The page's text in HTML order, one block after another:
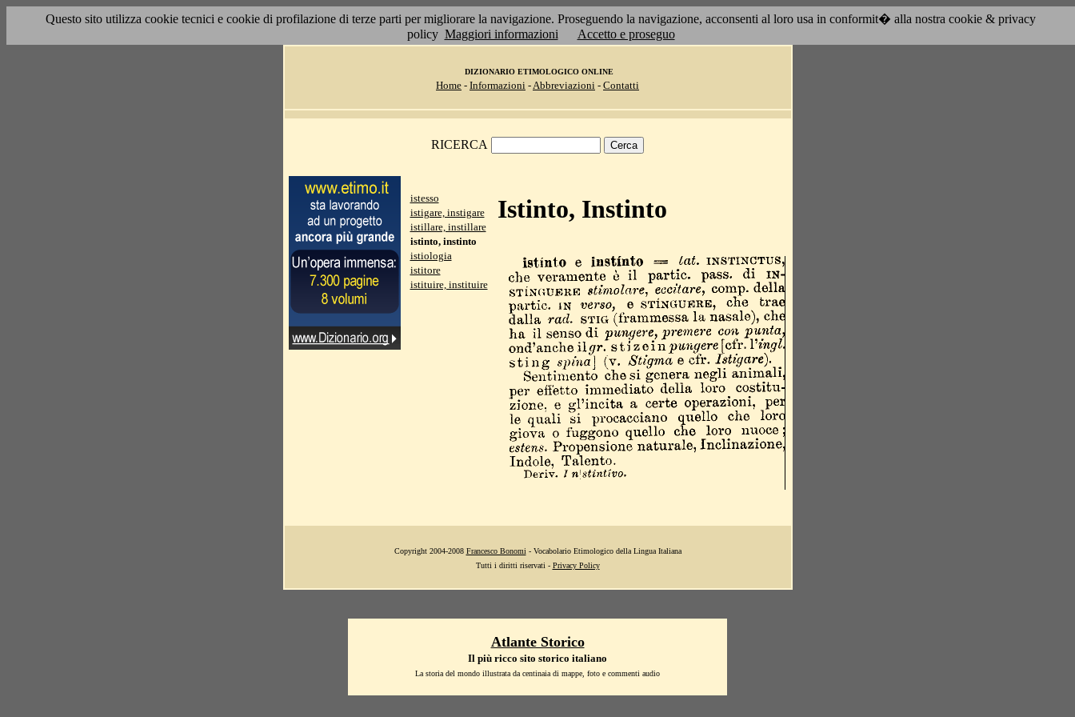
Questo sito utilizza cookie tecnici e cookie di profilazione di terze parti per migliorare la navigazione. Proseguendo la navigazione, acconsenti al loro usa in conformit� alla nostra cookie & privacy
policy Maggiori informazioni Accetto e proseguo
DIZIONARIO ETIMOLOGICO ONLINE
Home - Informazioni -Abbreviazioni - Contatti
RICERCA
istesso
istigare, instigare
istillare, instillare
istinto, instinto
istiologia
istitore
istituire, instituire
Istinto, Instinto
Copyright 2004-2008 Francesco Bonomi - Vocabolario Etimologico della Lingua Italiana
Tutti i diritti riservati - Privacy Policy
Atlante Storico
Il più ricco sito storico italiano
La storia del mondo illustrata da centinaia di mappe, foto e commenti audio